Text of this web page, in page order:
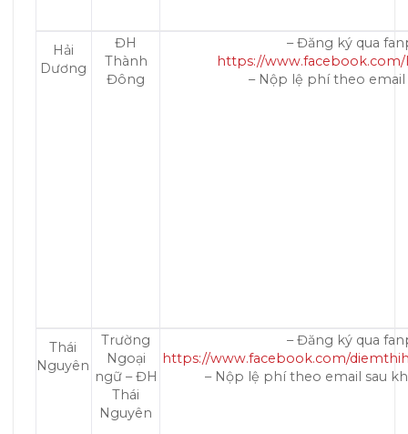
Hải
Dương
ĐH
Thành
Đông
– Đăng ký qua
https://www.facebook.com/
– Nộp lệ phí theo
Thái
Nguyên
Trường
Ngoại
ngữ – ĐH
Thái
Nguyên
– Đăng ký qua
https://www.facebook.com/
– Nộp lệ phí theo email sau